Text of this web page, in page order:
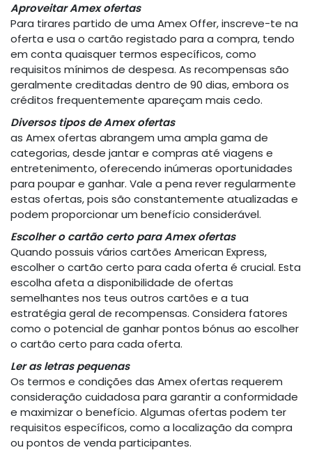
Aproveitar Amex ofertas
Para tirares partido de uma Amex Offer, inscreve-te na
oferta e usa o cartão registado para a compra, tendo
em conta quaisquer termos específicos, como
requisitos mínimos de despesa. As recompensas são
geralmente creditadas dentro de 90 dias, embora os
créditos frequentemente apareçam mais cedo.
Diversos tipos de Amex ofertas
as Amex ofertas abrangem uma ampla gama de
categorias, desde jantar e compras até viagens e
entretenimento, oferecendo inúmeras oportunidades
para poupar e ganhar. Vale a pena rever regularmente
estas ofertas, pois são constantemente atualizadas e
podem proporcionar um benefício considerável.
Escolher o cartão certo para Amex ofertas
Quando possuis vários cartões American Express,
escolher o cartão certo para cada oferta é crucial. Esta
escolha afeta a disponibilidade de ofertas
semelhantes nos teus outros cartões e a tua
estratégia geral de recompensas. Considera fatores
como o potencial de ganhar pontos bónus ao escolher
o cartão certo para cada oferta.
Ler as letras pequenas
Os termos e condições das Amex ofertas requerem
consideração cuidadosa para garantir a conformidade
e maximizar o benefício. Algumas ofertas podem ter
requisitos específicos, como a localização da compra
ou pontos de venda participantes.